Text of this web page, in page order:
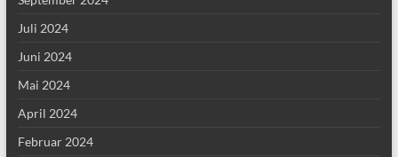
Juli 2024
Juni 2024
Mai 2024
April 2024
Februar 2024